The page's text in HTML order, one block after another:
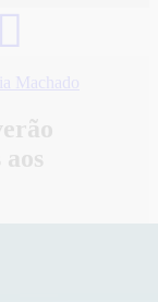
Machado